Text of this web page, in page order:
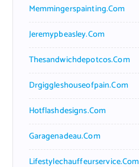
Memmingerspainting.com
Jeremypbeasley.com
Thesandwichdepotcos.com
Drgiggleshouseofpain.com
Hotflashdesigns.com
Garagenadeau.com
Lifestylechauffeurservice.com